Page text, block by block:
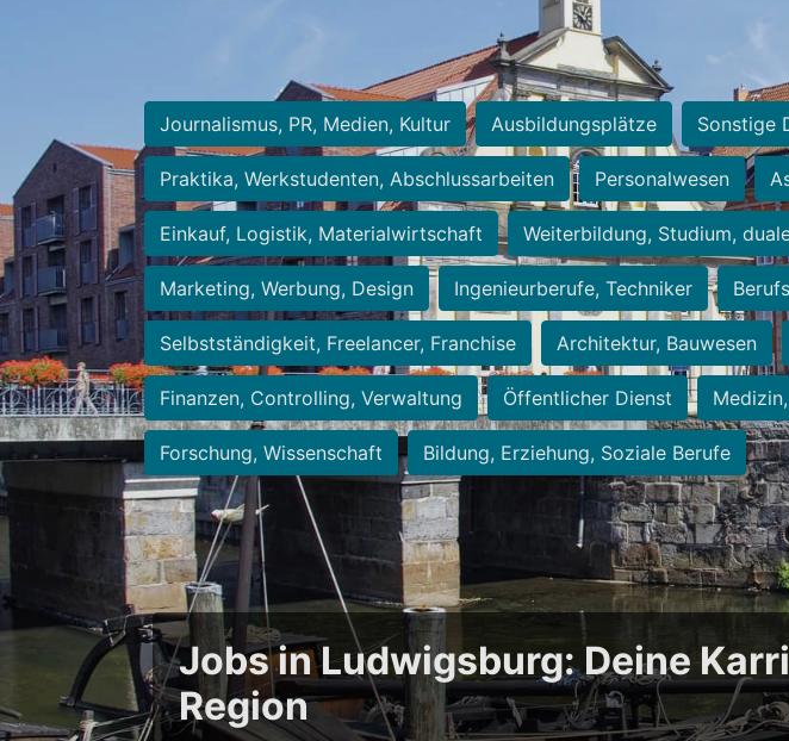
Journalismus, PR, Medien, Kultur Ausbildungsplätze Sonstige
Praktika, Werkstudenten, Abschlussarbeiten Personalwesen
Einkauf, Logistik, Materialwirtschaft Weiterbildung, Studium,
Marketing, Werbung, Design Ingenieurberufe, Techniker
Selbstständigkeit, Freelancer, Franchise Architektur, Bauwesen
Finanzen, Controlling, Verwaltung Öffentlicher Dienst
Forschung, Wissenschaft Bildung, Erziehung, Soziale Berufe
Jobs in Ludwigsburg: Deine
Region